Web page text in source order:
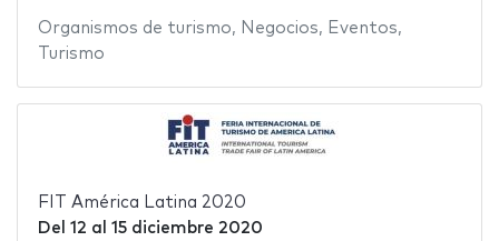
Organismos de turismo, Negocios, Eventos,
Turismo
FIT América Latina 2020
Del 12 al 15 diciembre 2020